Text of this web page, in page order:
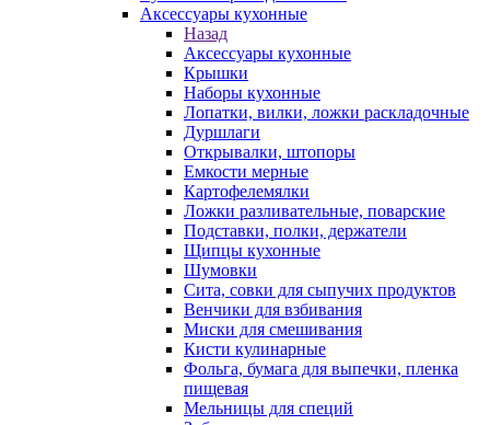
Аксессуары кухонные
Назад
Аксессуары кухонные
Крышки
Наборы кухонные
Лопатки, вилки, ложки раскладочные
Дуршлаги
Открывалки, штопоры
Емкости мерные
Картофелемялки
Ложки разливательные, поварские
Подставки, полки, держатели
Щипцы кухонные
Шумовки
Сита, совки для сыпучих продуктов
Венчики для взбивания
Миски для смешивания
Кисти кулинарные
Фольга, бумага для выпечки, пленка
пищевая
Мельницы для специй